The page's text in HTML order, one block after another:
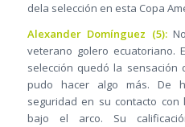
dela selección en esta Copa
Alexander Domínguez (5):
veterano golero ecuatoriano.
selección quedó la sensación
pudo hacer algo más. De
seguridad en su contacto
bajo el arco. Su